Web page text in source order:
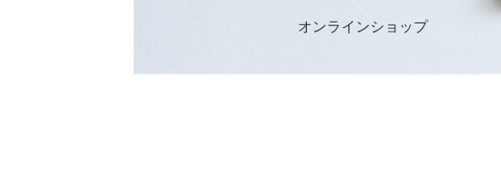
オンラインショップ